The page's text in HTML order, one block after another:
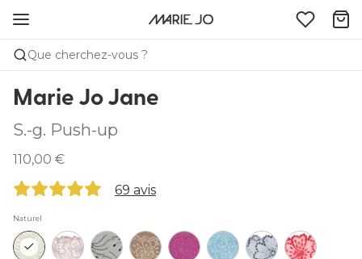
Que cherchez-vous ?
Marie Jo Jane
S.-g. Push-up
110,00 €
69 avis
Naturel